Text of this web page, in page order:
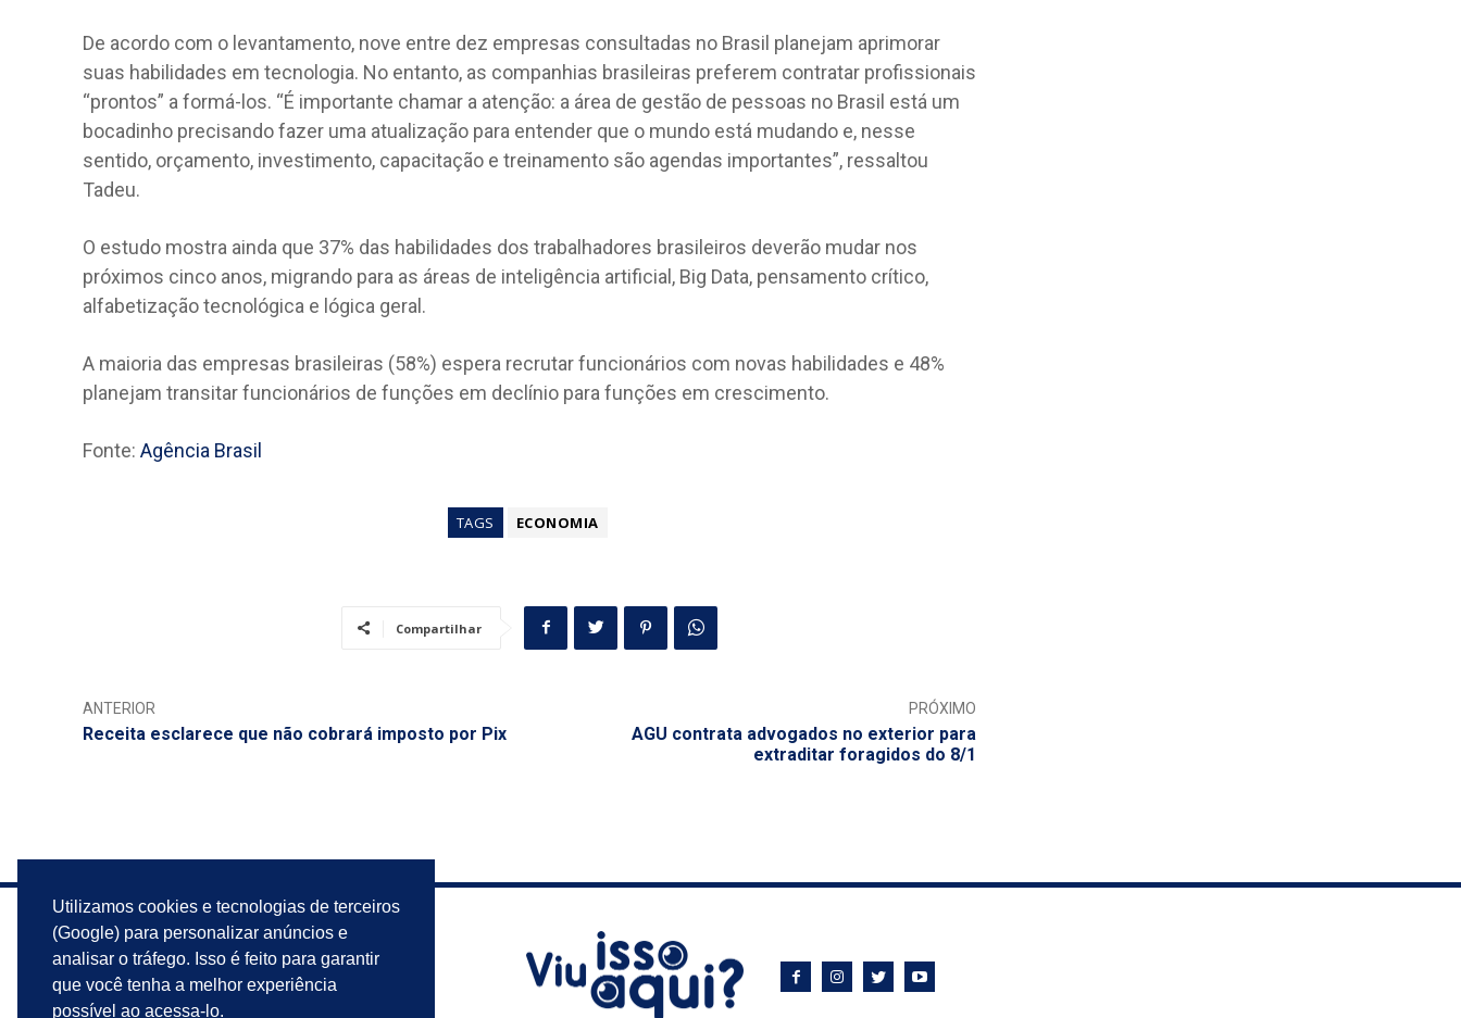
Utilizamos cookies e tecnologias de terceiros
(Google) para personalizar anúncios e
analisar o tráfego. Isso é feito para garantir
que você tenha a melhor experiência
possível ao acessa-lo.
De acordo com o levantamento, nove entre dez empresas consultadas no Brasil planejam aprimorar
suas habilidades em tecnologia. No entanto, as companhias brasileiras preferem contratar profissionais
“prontos” a formá-los. “É importante chamar a atenção: a área de gestão de pessoas no Brasil está um
bocadinho precisando fazer uma atualização para entender que o mundo está mudando e, nesse
sentido, orçamento, investimento, capacitação e treinamento são agendas importantes”, ressaltou
Tadeu.
O estudo mostra ainda que 37% das habilidades dos trabalhadores brasileiros deverão mudar nos
próximos cinco anos, migrando para as áreas de inteligência artificial, Big Data, pensamento crítico,
alfabetização tecnológica e lógica geral.
A maioria das empresas brasileiras (58%) espera recrutar funcionários com novas habilidades e 48%
planejam transitar funcionários de funções em declínio para funções em crescimento.
Fonte: Agência Brasil
TAGS ECONOMIA
Compartilhar
ANTERIOR
Receita esclarece que não cobrará imposto por Pix
PRÓXIMO
AGU contrata advogados no exterior para
extraditar foragidos do 8/1